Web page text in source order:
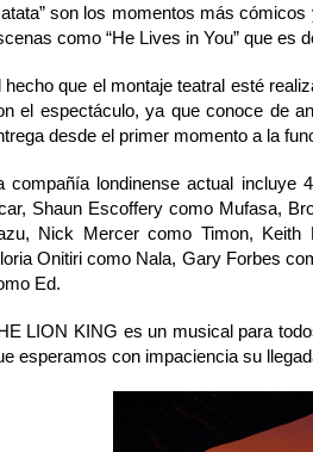
son los momentos más
como “He Lives in You” que es
hecho que el montaje teatral esté
el espectáculo, ya que conoce de
desde el primer momento a la
compañía londinense actual incluye
Shaun Escoffery como Mufasa,
Nick Mercer como Timon, Keith
Onitiri como Nala, Gary Forbes
Ed.
LION KING es un musical para
esperamos con impaciencia su